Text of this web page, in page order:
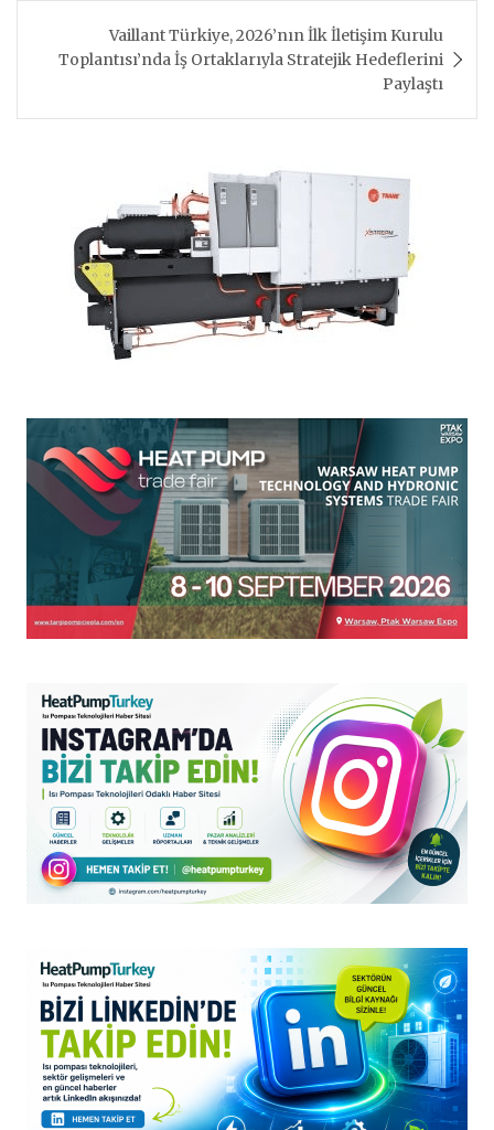
Vaillant Türkiye, 2026’nın İlk İletişim Kurulu
Toplantısı’nda İş Ortaklarıyla Stratejik Hedeflerini
Paylaştı